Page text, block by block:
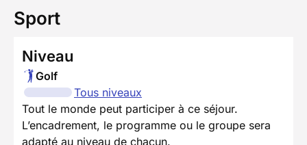
Sport
Niveau
Golf
Tous niveaux
Tout le monde peut participer à ce séjour.
L’encadrement, le programme ou le groupe sera
adapté au niveau de chacun.